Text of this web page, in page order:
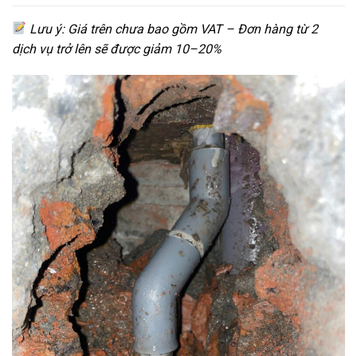
Lưu ý: Giá trên chưa bao gồm VAT – Đơn hàng từ 2
dịch vụ trở lên sẽ được giảm 10–20%